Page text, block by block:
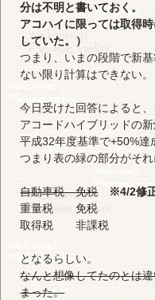
分は不明と書いておく。
アコハイに限っては取得
していた。）
つまり、いまの段階で新
ない限り計算はできない。
今日受けた回答によると、
アコードハイブリッドの
平成32年度基準で+50%達
つまり表の緑の部分がそ
自動車税 免税
※4/2修
重量税 免税
取得税 非課税
となるらしい。
なんと想像してたのとは
まった。